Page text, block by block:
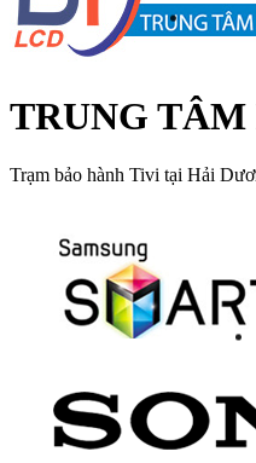
TRUNG
Trạm bảo hành Tivi tại Hải